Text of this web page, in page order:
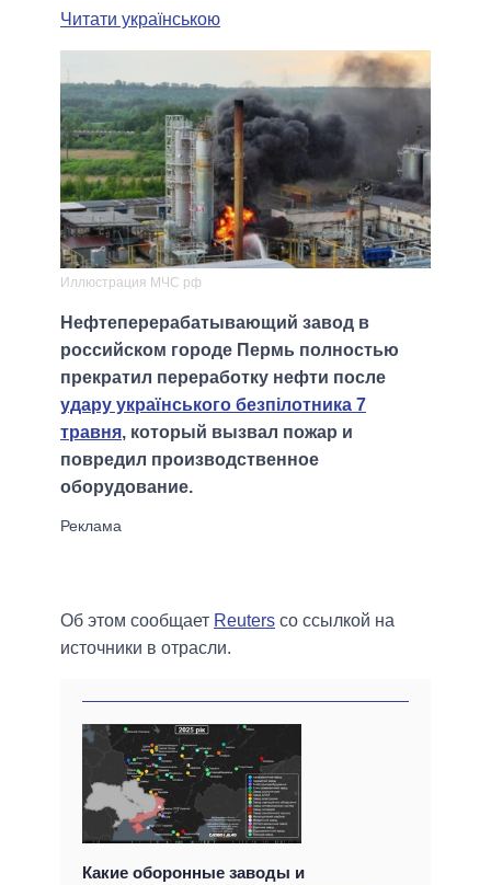
ВСЕ ПЕРСОНЫ
Читати українською
Иллюстрация МЧС рф
Нефтеперерабатывающий завод в
российском городе Пермь полностью
прекратил переработку нефти после
удару українського безпілотника 7
травня, который вызвал пожар и
повредил производственное
оборудование.
Об этом сообщает Reuters со ссылкой на
источники в отрасли.
Какие оборонные заводы и